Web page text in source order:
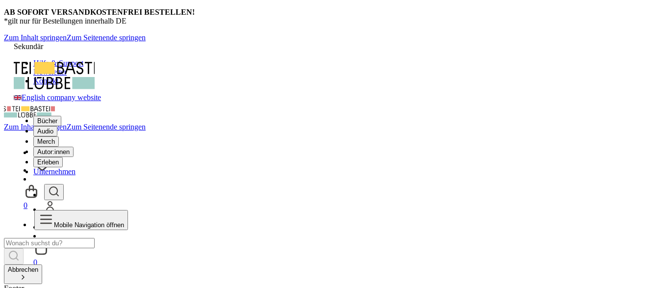
AB SOFORT VERSANDKOSTENFREI BESTELLEN!
*gilt nur für Bestellungen innerhalb DE
Zum Inhalt springenZum Seitenende springen
Sekundär
Hilfe & Support
Newsletter
Kontakt
English company website
Bücher
Audio
Merch
Autor:innen
Erleben
Unternehmen
0
Zum Inhalt springenZum Seitenende springen
0
Mobile Navigation öffnen
Abbrechen